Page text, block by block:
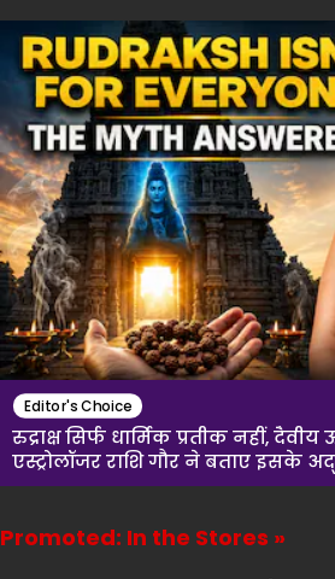
Editor's Choice
रुद्राक्ष सिर्फ धार्मिक प्रतीक नहीं, दैवीय
एस्ट्रोलॉजर राशि गौर ने बताए इसके
Promoted: In the Stores »